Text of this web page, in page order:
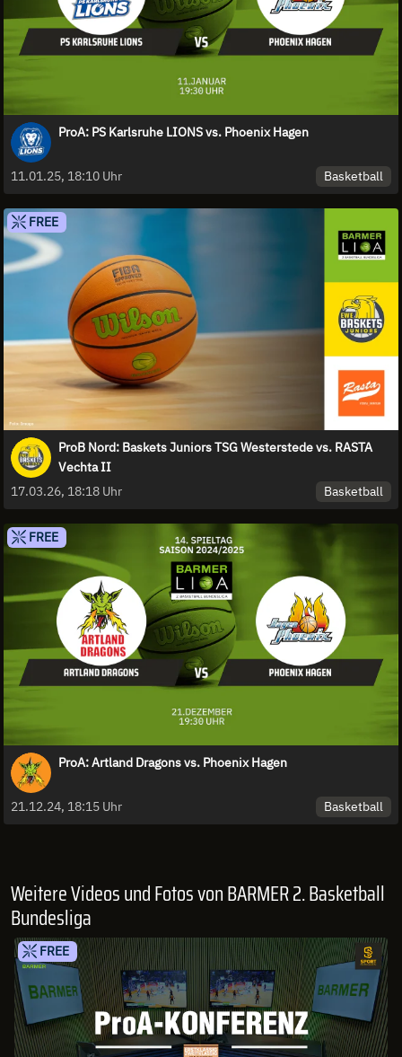
ProA: PS Karlsruhe LIONS vs. Phoenix Hagen
11.01.25, 18:10 Uhr Basketball
FREE
ProB Nord: Baskets Juniors TSG Westerstede vs. RASTA
Vechta II
17.03.26, 18:18 Uhr
Basketball
FREE
ProA: Artland Dragons vs. Phoenix Hagen
21.12.24, 18:15 Uhr Basketball
Weitere Videos und Fotos von BARMER 2. Basketball
Bundesliga
FREE